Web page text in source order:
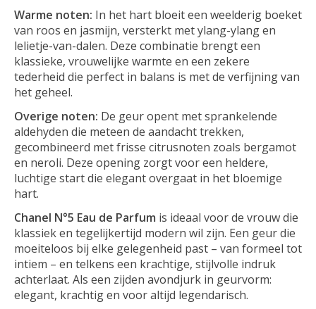
Warme noten: In het hart bloeit een weelderig boeket
van roos en jasmijn, versterkt met ylang-ylang en
lelietje-van-dalen. Deze combinatie brengt een
klassieke, vrouwelijke warmte en een zekere
tederheid die perfect in balans is met de verfijning van
het geheel.
Overige noten: De geur opent met sprankelende
aldehyden die meteen de aandacht trekken,
gecombineerd met frisse citrusnoten zoals bergamot
en neroli. Deze opening zorgt voor een heldere,
luchtige start die elegant overgaat in het bloemige
hart.
Chanel N°5 Eau de Parfum is ideaal voor de vrouw die
klassiek en tegelijkertijd modern wil zijn. Een geur die
moeiteloos bij elke gelegenheid past – van formeel tot
intiem – en telkens een krachtige, stijlvolle indruk
achterlaat. Als een zijden avondjurk in geurvorm:
elegant, krachtig en voor altijd legendarisch.